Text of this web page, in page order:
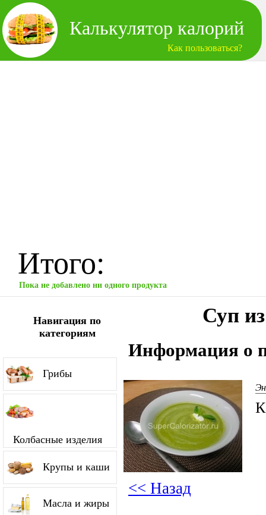
Калькулятор калорий
Как пользоваться?
Итого:
Пока не добавлено ни одного продукта
Навигация по
категориям
Грибы
Колбасные изделия
Крупы и каши
Масла и жиры
Суп
Информация о
<< Назад